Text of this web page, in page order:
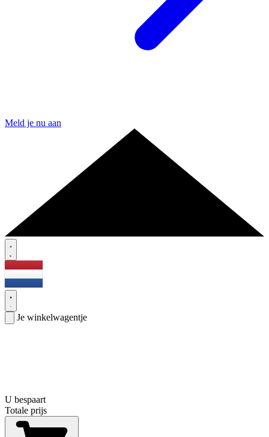
Meld je nu aan
Je winkelwagentje
U bespaart
Totale prijs